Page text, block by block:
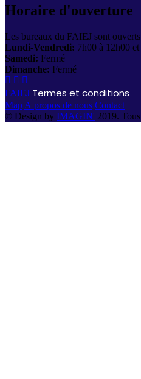
Horaire d'ouverture
Les bureaux du FAIEJ sont
Lundi-Vendredi: 7h00 à 12h00
Samedi: Fermé
Dimanche: Fermé
FAIEJ Termes et conditions
Map A propos de nous Contact
© Design by IMAGIN' 2019.